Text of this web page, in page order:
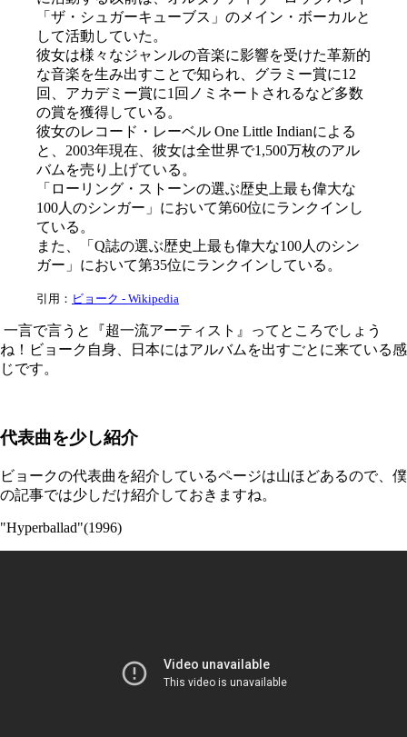
「ザ・シュガーキューブス」のメイン・ボーカルと
して活動していた。
彼女は様々なジャンルの音楽に影響を受けた革新的
な音楽を生み出すことで知られ、グラミー賞に12
回、アカデミー賞に1回ノミネートされるなど多数
の賞を獲得している。
彼女のレコード・レーベル One Little Indianによる
と、2003年現在、彼女は全世界で1,500万枚のアル
バムを売り上げている。
「ローリング・ストーンの選ぶ歴史上最も偉大な
100人のシンガー」において第60位にランクインし
ている。
また、「Q誌の選ぶ歴史上最も偉大な100人のシン
ガー」において第35位にランクインしている。
引用： ビョーク - Wikipedia
一言で言うと『超一流アーティスト』ってところでしょう
ね！ビョーク自身、日本にはアルバムを出すごとに来ている感
じです。
代表曲を少し紹介
ビョークの代表曲を紹介しているページは山ほどあるので、僕
の記事では少しだけ紹介しておきますね。
"Hyperballad"(1996)